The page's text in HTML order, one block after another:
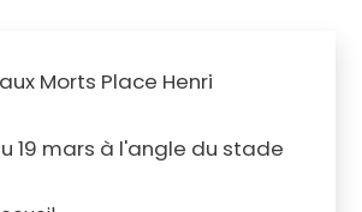
Morts Place Henri
19 mars à l'angle du stade